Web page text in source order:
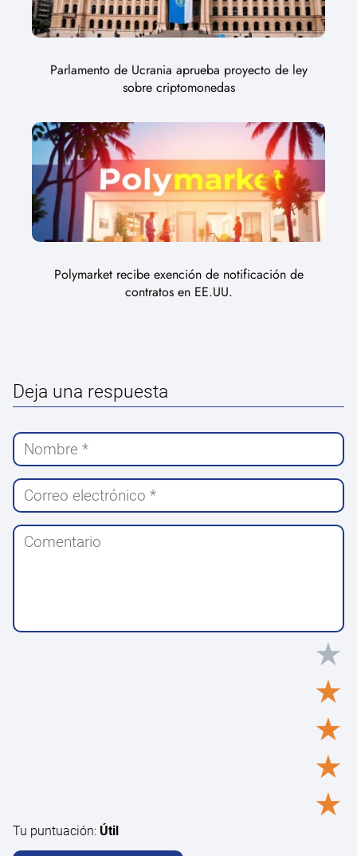
Parlamento de Ucrania aprueba proyecto de ley
sobre criptomonedas
Polymarket recibe exención de notificación de
contratos en EE.UU.
Deja una respuesta
★
★
★
★
★
Tu puntuación: Útil